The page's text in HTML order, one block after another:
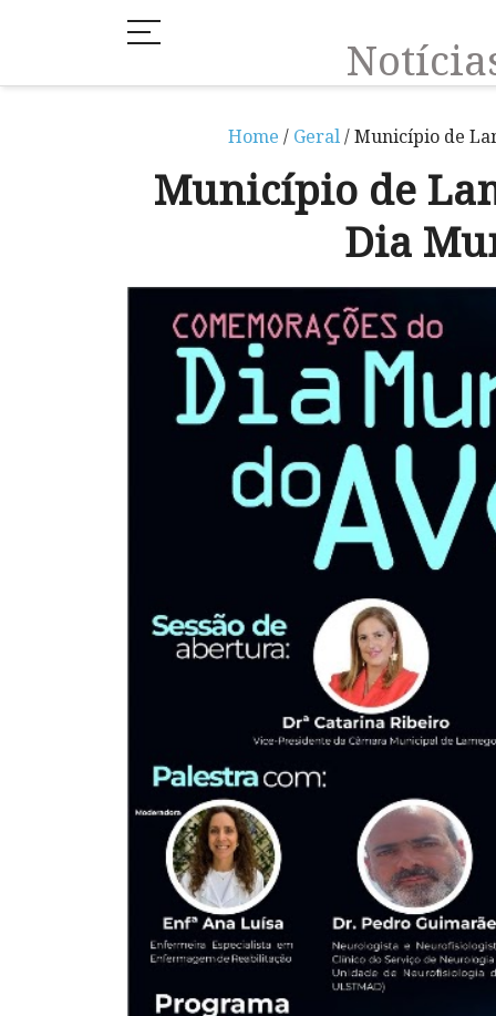
Home / Geral/ Município de
Município de
Dia